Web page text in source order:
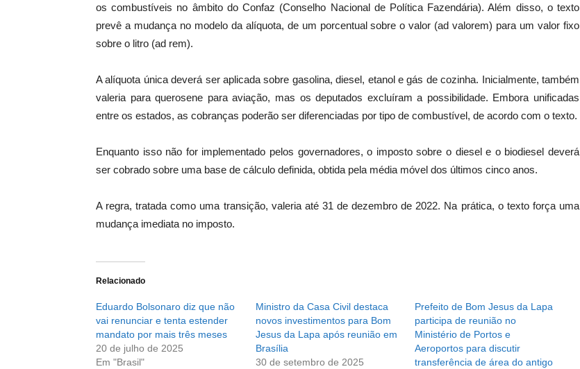
os combustíveis no âmbito do Confaz (Conselho Nacional de Política Fazendária). Além disso, o texto
prevê a mudança no modelo da alíquota, de um porcentual sobre o valor (ad valorem) para um valor fixo
sobre o litro (ad rem).
A alíquota única deverá ser aplicada sobre gasolina, diesel, etanol e gás de cozinha. Inicialmente, também
valeria para querosene para aviação, mas os deputados excluíram a possibilidade. Embora unificadas
entre os estados, as cobranças poderão ser diferenciadas por tipo de combustível, de acordo com o texto.
Enquanto isso não for implementado pelos governadores, o imposto sobre o diesel e o biodiesel deverá
ser cobrado sobre uma base de cálculo definida, obtida pela média móvel dos últimos cinco anos.
A regra, tratada como uma transição, valeria até 31 de dezembro de 2022. Na prática, o texto força uma
mudança imediata no imposto.
Relacionado
Eduardo Bolsonaro diz que não
vai renunciar e tenta estender
mandato por mais três meses
20 de julho de 2025
Em "Brasil"
Ministro da Casa Civil destaca
novos investimentos para Bom
Jesus da Lapa após reunião em
Brasília
30 de setembro de 2025
Prefeito de Bom Jesus da Lapa
participa de reunião no
Ministério de Portos e
Aeroportos para discutir
transferência de área do antigo